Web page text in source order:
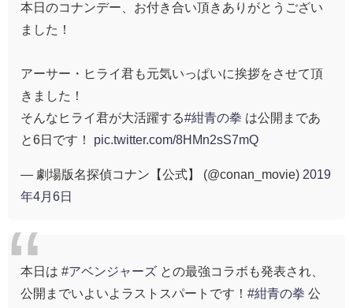
本日のコナンデー、お付き合い頂きありがとうござい
ました！
アーサー・ヒライ君も元気いっぱいに挨拶をさせて頂
きました！
そんなヒライ君が大活躍する#紺青の拳 は公開まであ
と6日です！ pic.twitter.com/8HMn2sS7mQ
— 劇場版名探偵コナン【公式】 (@conan_movie) 2019
年4月6日
本日は #アベンジャーズ との最強コラボも発表され、
公開までいよいよラストスパートです！ #紺青の拳 公